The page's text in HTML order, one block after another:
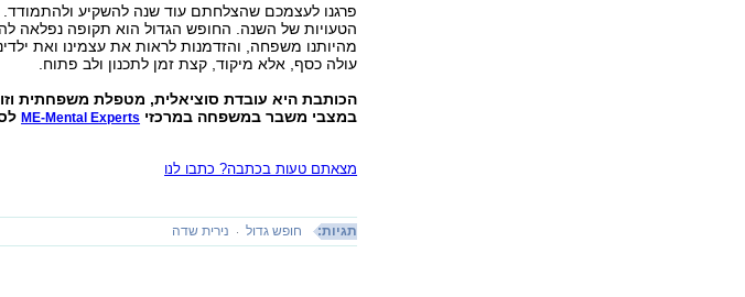
פרגנו לעצמכם שהצלחתם עוד שנה להשקיע ולהתמודד.
הטעויות של השנה. החופש הגדול הוא תקופה נפלאה
מהיותנו משפחה, והזדמנות לראות את עצמינו ואת
עולה כסף, אלא מיקוד, קצת זמן לתכנון ולב פתוח.
הכותבת היא עובדת סוציאלית, מטפלת משפחתית
במצבי משבר במשפחה במרכזי ME-Mental Experts
מצאתם טעות בכתבה? כתבו לנו
תגיות: חופש גדול נירית שדה